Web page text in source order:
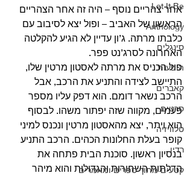
Let It Be
Anthology
סינגלים
הופעות
קאברים
סרטים
טלוויזיה
רדיו
קטעים מתוך ספרים ומאמרים
אחר צהריים נוסף – היה זה אחר הצהריים
הראשון של האביב – ופול יצא לסיבוב עם
כלבתו מרתה. ג’ון עדיין לא הגיע להקלטה
האחרונה לסרג’נט פפר.
פול הכניס את מרתה לאסטון מרטין שלו,
התיישב לצידה והתניע את הרכב, אבל
הרכב נשאר דומם. הוא דפק עליו מספר
פעמים, מקווה שזה יפתור משהו. לבסוף
הוא ויתר, יצא מהאסטון מרטין ונכנס למיני
קופר בעלת החלונות הכהים. הרכב התניע
בנסיון ראשון. סוכנת הבית פתחה את
הדלתות השחורות והגדולות והוא מיהר